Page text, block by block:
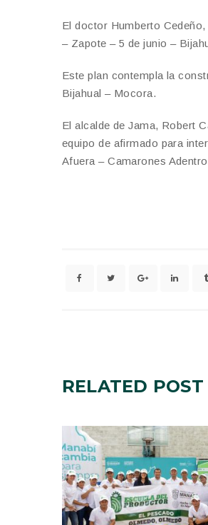
El doctor Humberto
– Zapote – 5 de junio –
Este plan contempla la
Bijahual – Mocora.
El alcalde de Jama, Robert
equipo de afirmado para
Afuera – Camarones
RELATED POST